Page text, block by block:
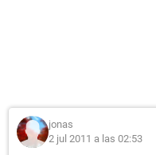
jonas
2 jul 2011 a las 02:53